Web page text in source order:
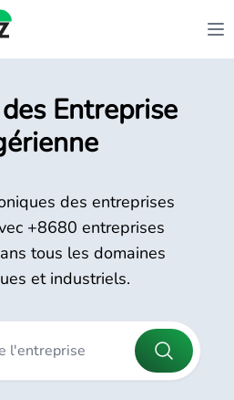
Entreprise
des entreprises
+8680 entreprises
tous les domaines
et industriels.